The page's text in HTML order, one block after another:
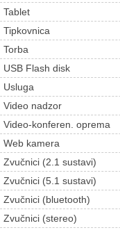
Tablet
Tipkovnica
Torba
USB Flash disk
Usluga
Video nadzor
Video-konferen. oprema
Web kamera
Zvučnici (2.1 sustavi)
Zvučnici (5.1 sustavi)
Zvučnici (bluetooth)
Zvučnici (stereo)